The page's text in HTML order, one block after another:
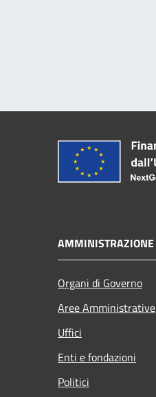
AMMINISTRAZIONE
Organi di Governo
Aree Amministrative
Uffici
Enti e fondazioni
Politici